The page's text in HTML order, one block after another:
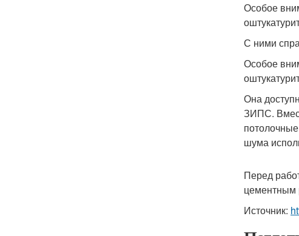
Особое
С ними
Особое
Она
ЗИПС.
шума
Перед
цементным
Источник: